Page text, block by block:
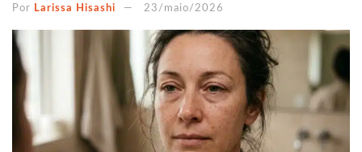
Por Larissa Hisashi 23/maio/2026